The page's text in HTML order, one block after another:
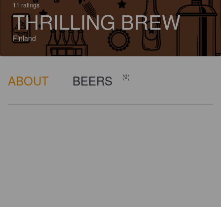
11 ratings
THRILLING BREW
Finland
ABOUT BEERS (9)